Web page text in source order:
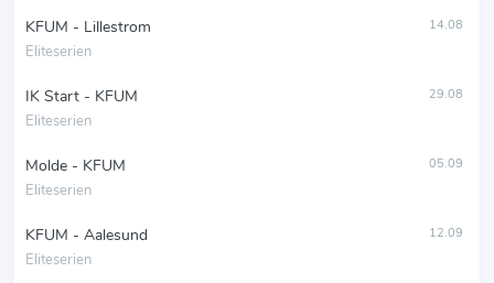
KFUM - Lillestrom
Eliteserien
14.08
IK Start - KFUM
Eliteserien
29.08
Molde - KFUM
Eliteserien
05.09
KFUM - Aalesund
Eliteserien
12.09